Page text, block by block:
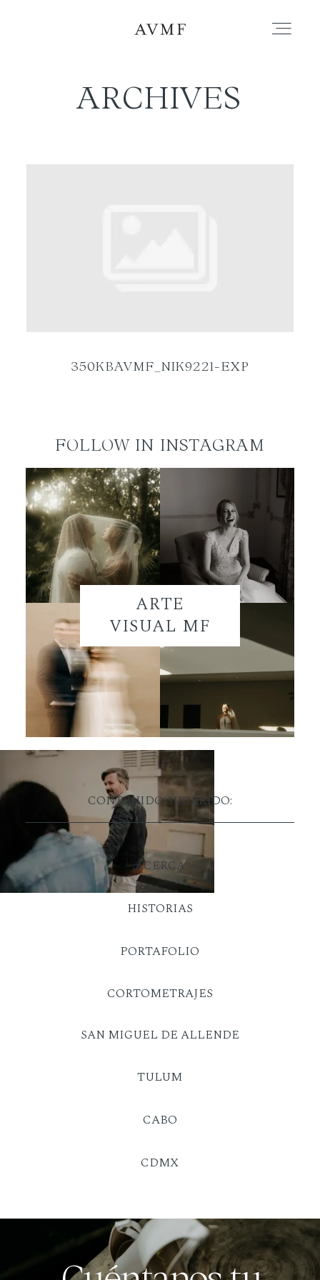
PORTAFOLIO
ARCHIVES
350KBAVMF_NIK9221-EXP
FOLLOW IN INSTAGRAM
ARTE
VISUAL MF
CONTENIDO SUGERIDO:
ACERCA
SAN MIGUEL DE ALLENDE
HISTORIAS
TULUM
PORTAFOLIO
CABO
CDMX
CORTOMETRAJES